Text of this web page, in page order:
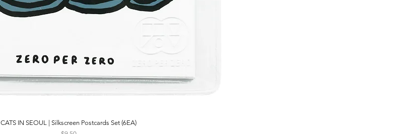
Quick View
CATS IN SEOUL | Silkscreen Postcards Set (6EA)